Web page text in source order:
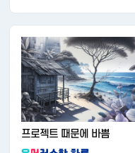
프로젝트 때문에 바쁨